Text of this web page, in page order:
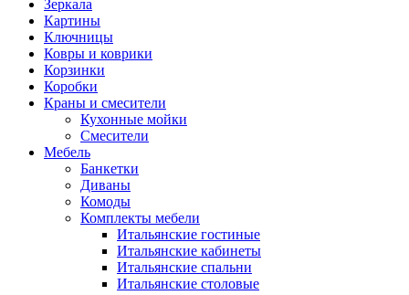
Зеркала
Картины
Ключницы
Ковры и коврики
Корзинки
Коробки
Краны и смесители
Кухонные мойки
Смесители
Мебель
Банкетки
Диваны
Комоды
Комплекты мебели
Итальянские гостиные
Итальянские кабинеты
Итальянские спальни
Итальянские столовые